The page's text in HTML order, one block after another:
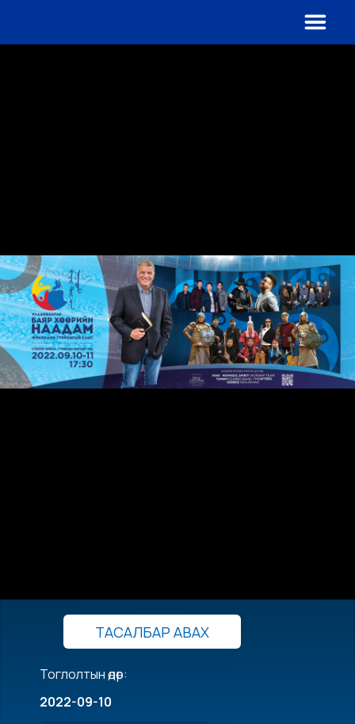
ТАСАЛБАР АВАХ
Тоглолтын өдөр:
2022-09-10